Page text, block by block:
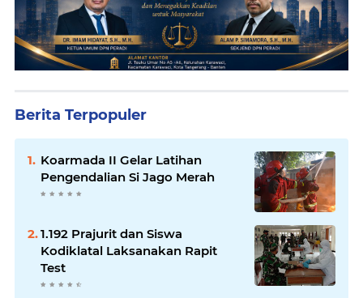
Berita Terpopuler
Koarmada II Gelar Latihan
Pengendalian Si Jago Merah
1.192 Prajurit dan Siswa
Kodiklatal Laksanakan Rapit
Test